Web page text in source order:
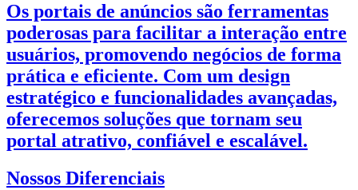
Os portais de anúncios são ferramentas
poderosas para facilitar a interação entre
usuários, promovendo negócios de forma
prática e eficiente. Com um design
estratégico e funcionalidades avançadas,
oferecemos soluções que tornam seu
portal atrativo, confiável e escalável.
Nossos Diferenciais